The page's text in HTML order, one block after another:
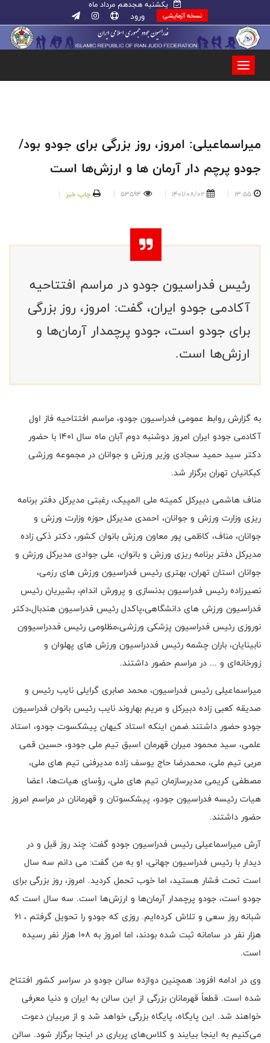
یکشنبه هجدهم مرداد ماه
نسخه آزمایشی ورود
میراسماعیلی: امروز، روز بزرگی برای جودو بود/
جودو پرچم دار آرمان ها و ارزش‌ها است
13:55
1401/08/02
53594 چاپ خبر
رئیس فدراسیون جودو در مراسم افتتاحیه
آکادمی جودو ایران، گفت: امروز، روز بزرگی
برای جودو است، جودو پرچمدار آرمان‌ها و
ارزش‌ها است.
به گزارش روابط عمومی فدراسیون جودو، مراسم افتتاحیه فاز اول
آکادمی جودو ایران امروز دوشنبه دوم آبان ماه سال ۱۴۰۱ با حضور
دکتر سید حمید سجادی وزیر ورزش و جوانان در مجموعه ورزشی
کبکانیان تهران برگزار شد.
مناف هاشمی دبیرکل کمیته ملی المپیک، رغبتی مدیرکل دفتر برنامه
ریزی وزارت ورزش و جوانان، احمدی مدیرکل حوزه وزارت ورزش و
جوانان، مناف، کاظمی پور معاون ورزش بانوان کشور، دکتر ذکی زاده
مدیرکل دفتر برنامه ریزی ورزش و بانوان، علی جوادی مدیرکل ورزش و
جوانان استان تهران، بهتری رئیس فدراسیون ورزش های رزمی،
نصیرزاده رئیس فدراسیون بدنسازی و پرورش اندام، بشیریان رئیس
فدراسیون ورزش های دانشگاهی،پاکدل رئیس فدراسیون هندبال،دکتر
نوروزی رئیس فدراسیون پزشکی ورزشی،مظلومی رئیس فددراسیوون
نابینایان، باران چشمه رئیس فددراسیون ورزش های پهلوان و
زورخانه‌ای و ... در مراسم حضور داشتند.
میراسماعیلی رئیس فدراسیون، محمد صابری گرایلی نایب رئیس و
صدیقه کعبی زاده دبیرکل و مریم بهاروند نایب رئیس بانوان فدراسیون
جودو حضور داشتند.ضمن اینکه استاد کیهان پیشکسوت جودو، استاد
علمی، سید محمود میران قهرمان اسبق تیم ملی جودو، حسین قمی
مربی تیم ملی، محمدرضا حاج یوسف زاده مدیرفنی تیم های ملی،
مصطفی کریمی مدیرسازمان تیم های ملی، رؤسای هیات‌ها، اعضا
هیات رئیسه فدراسیون جودو، پیشکسوتان و قهرمانان در مراسم امروز
حضور داشتند.
آرش میراسماعیلی رئیس فدراسیون جودو گفت: چند روز قبل و در
دیدار با رئیس فدراسیون جهانی، او به من گفت: می دانم سه سال
است تحت فشار هستید، اما خوب تحمل کردید. امروز، روز بزرگی برای
جودو است، جودو پرچمدار آرمان‌ها و ارزش‌ها است. سه سال است که
شبانه روز سعی و تلاش کرده‌ایم. روزی که جودو را تحویل گرفتم ، 61
هزار نفر در سامانه ثبت شده بودند، اما امروز به 108 هزار نفر رسیده
است.
وی در ادامه افزود: همچنین دوازده سالن جودو در سراسر کشور افتتاح
شده است. قطعاً قهرمانان بزرگی از این سالن به ایران و دنیا معرفی
خواهند شد. این پایگاه، پایگاه بزرگی خواهد شد و از مربیان دعوت
می‌کنیم به اینجا بیایند و کلاس‌های پرباری در اینجا برگزار شود. سالن